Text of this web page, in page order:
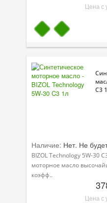
Цена с
C3
Наличие: Нет. Не
BIZOL Technology 5W-30
моторное масло
коэфф..
Цена с